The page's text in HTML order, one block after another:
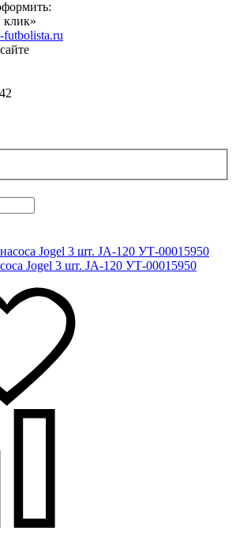
клик»
Jogel 3 шт. JA-120 УТ-00015950